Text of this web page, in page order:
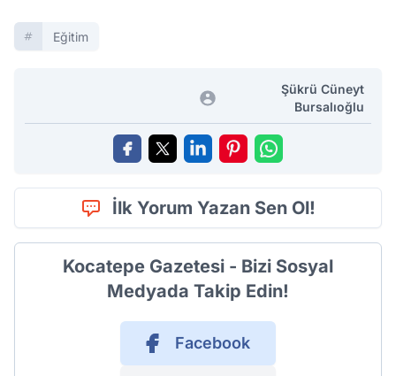
Eğitim
Şükrü Cüneyt
Bursalıoğlu
İlk Yorum Yazan Sen Ol!
Kocatepe Gazetesi - Bizi Sosyal
Medyada Takip Edin!
Facebook